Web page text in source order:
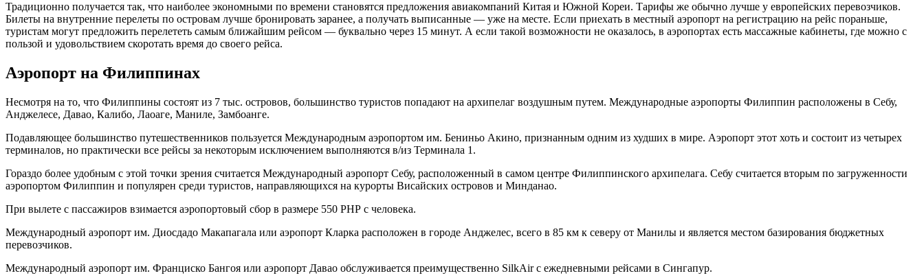
Традиционно получается так, что наиболее экономными по времени становятся предложения авиакомпаний Китая и Южной Кореи. Тарифы же обычно лучше у европейских перевозчиков.
Билеты на внутренние перелеты по островам лучше бронировать заранее, а получать выписанные — уже на месте. Если приехать в местный аэропорт на регистрацию на рейс пораньше,
туристам могут предложить перелететь самым ближайшим рейсом — буквально через 15 минут. А если такой возможности не оказалось, в аэропортах есть массажные кабинеты, где можно с
пользой и удовольствием скоротать время до своего рейса.
Аэропорт на Филиппинах
Несмотря на то, что Филиппины состоят из 7 тыс. островов, большинство туристов попадают на архипелаг воздушным путем. Международные аэропорты Филиппин расположены в Себу,
Анджелесе, Давао, Калибо, Лаоаге, Маниле, Замбоанге.
Подавляющее большинство путешественников пользуется Международным аэропортом им. Бениньо Акино, признанным одним из худших в мире. Аэропорт этот хоть и состоит из четырех
терминалов, но практически все рейсы за некоторым исключением выполняются в/из Терминала 1.
Гораздо более удобным с этой точки зрения считается Международный аэропорт Себу, расположенный в самом центре Филиппинского архипелага. Себу считается вторым по загруженности
аэропортом Филиппин и популярен среди туристов, направляющихся на курорты Висайских островов и Минданао.
При вылете с пассажиров взимается аэропортовый сбор в размере 550 PHP с человека.
Международный аэропорт им. Диосдадо Макапагала или аэропорт Кларка расположен в городе Анджелес, всего в 85 км к северу от Манилы и является местом базирования бюджетных
перевозчиков.
Международный аэропорт им. Франциско Бангоя или аэропорт Давао обслуживается преимущественно SilkAir с ежедневными рейсами в Сингапур.